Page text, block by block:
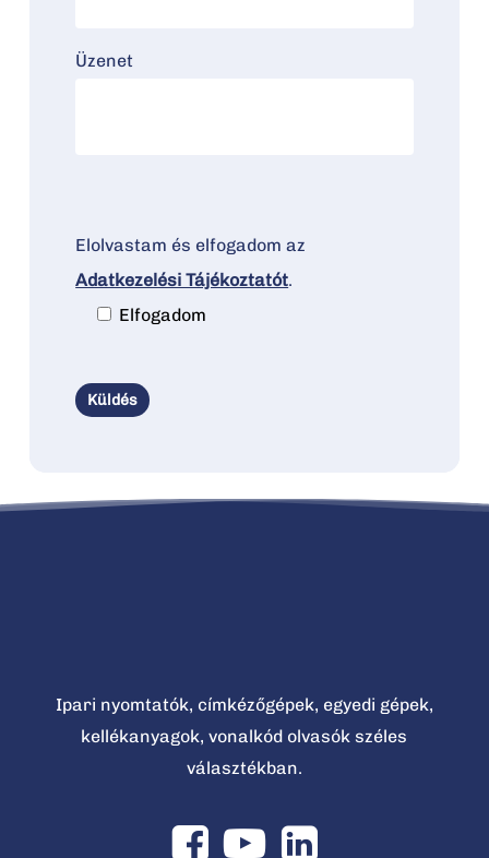
Üzenet
Elolvastam és elfogadom az
Adatkezelési Tájékoztatót.
Elfogadom
Ipari nyomtatók, címkézőgépek, egyedi gépek,
kellékanyagok, vonalkód olvasók széles
választékban.